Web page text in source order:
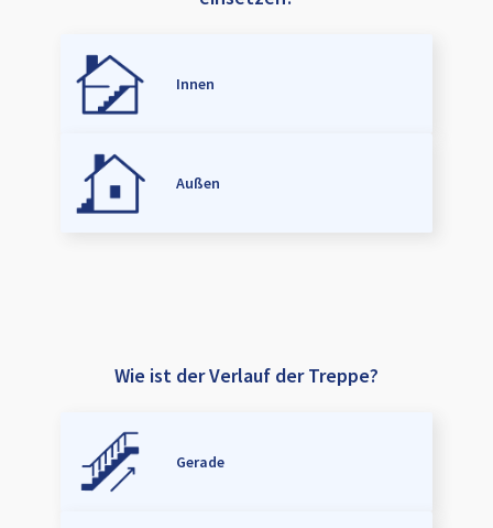
Innen
Außen
Wie ist der Verlauf der Treppe?
Gerade